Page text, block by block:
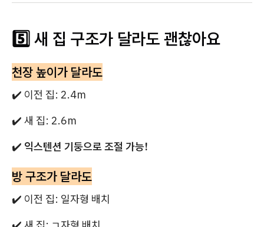
5️⃣ 새 집 구조가 달라도 괜찮아요
천장 높이가 달라도
✔️ 이전 집: 2.4m
✔️ 새 집: 2.6m
✔️ 익스텐션 기둥으로 조절 가능!
방 구조가 달라도
✔️ 이전 집: 일자형 배치